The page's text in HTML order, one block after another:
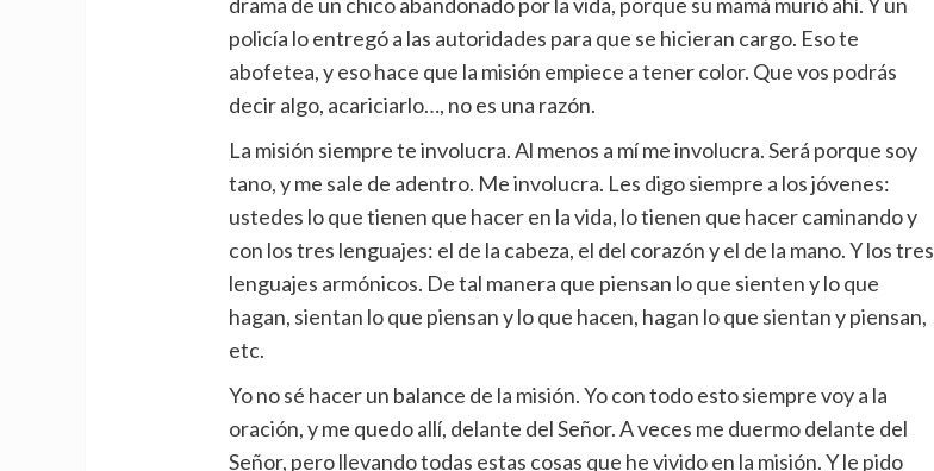
policía lo entregó a las autoridades para que se hicieran cargo. Eso te
abofetea, y eso hace que la misión empiece a tener color. Que vos podrás
decir algo, acariciarlo…, no es una razón.
La misión siempre te involucra. Al menos a mí me involucra. Será porque soy
tano, y me sale de adentro. Me involucra. Les digo siempre a los jóvenes:
ustedes lo que tienen que hacer en la vida, lo tienen que hacer caminando y
con los tres lenguajes: el de la cabeza, el del corazón y el de la mano. Y los tres
lenguajes armónicos. De tal manera que piensan lo que sienten y lo que
hagan, sientan lo que piensan y lo que hacen, hagan lo que sientan y piensan,
etc.
Yo no sé hacer un balance de la misión. Yo con todo esto siempre voy a la
oración, y me quedo allí, delante del Señor. A veces me duermo delante del
Señor, pero llevando todas estas cosas que he vivido en la misión. Y le pido